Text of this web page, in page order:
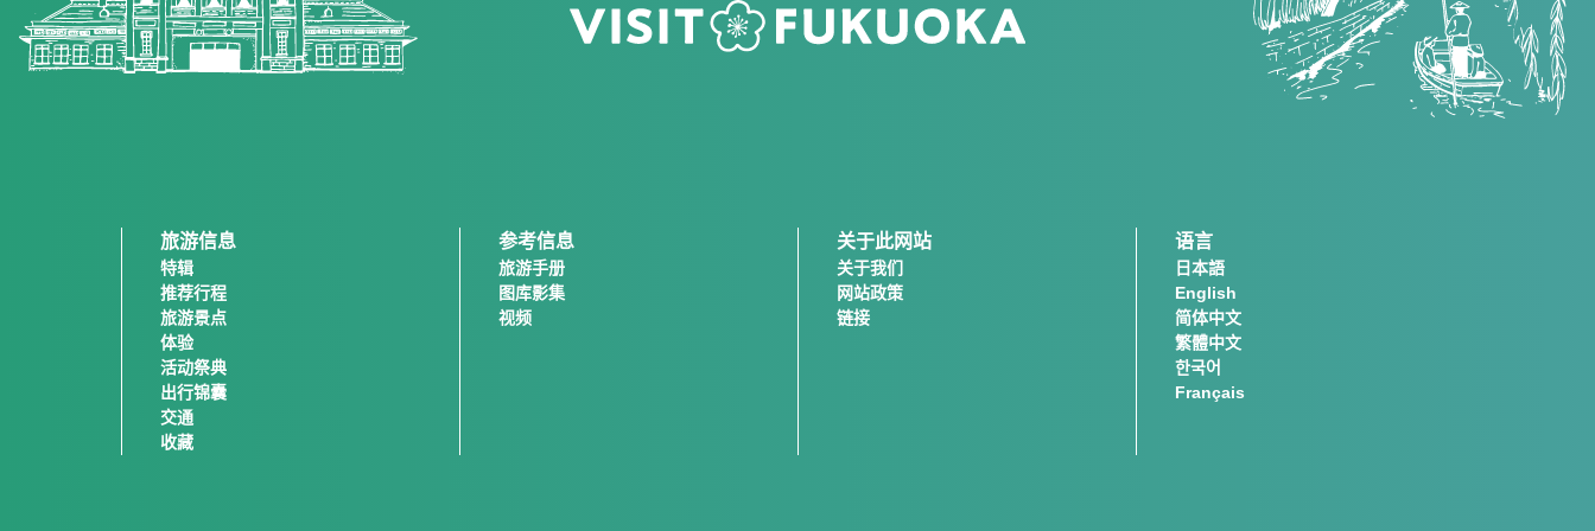
旅游信息
特辑
推荐行程
旅游景点
体验
活动祭典
出行锦囊
交通
收藏
参考信息
旅游手册
图库影集
视频
关于此网站
关于我们
网站政策
链接
语言
日本語
English
简体中文
繁體中文
한국어
Français